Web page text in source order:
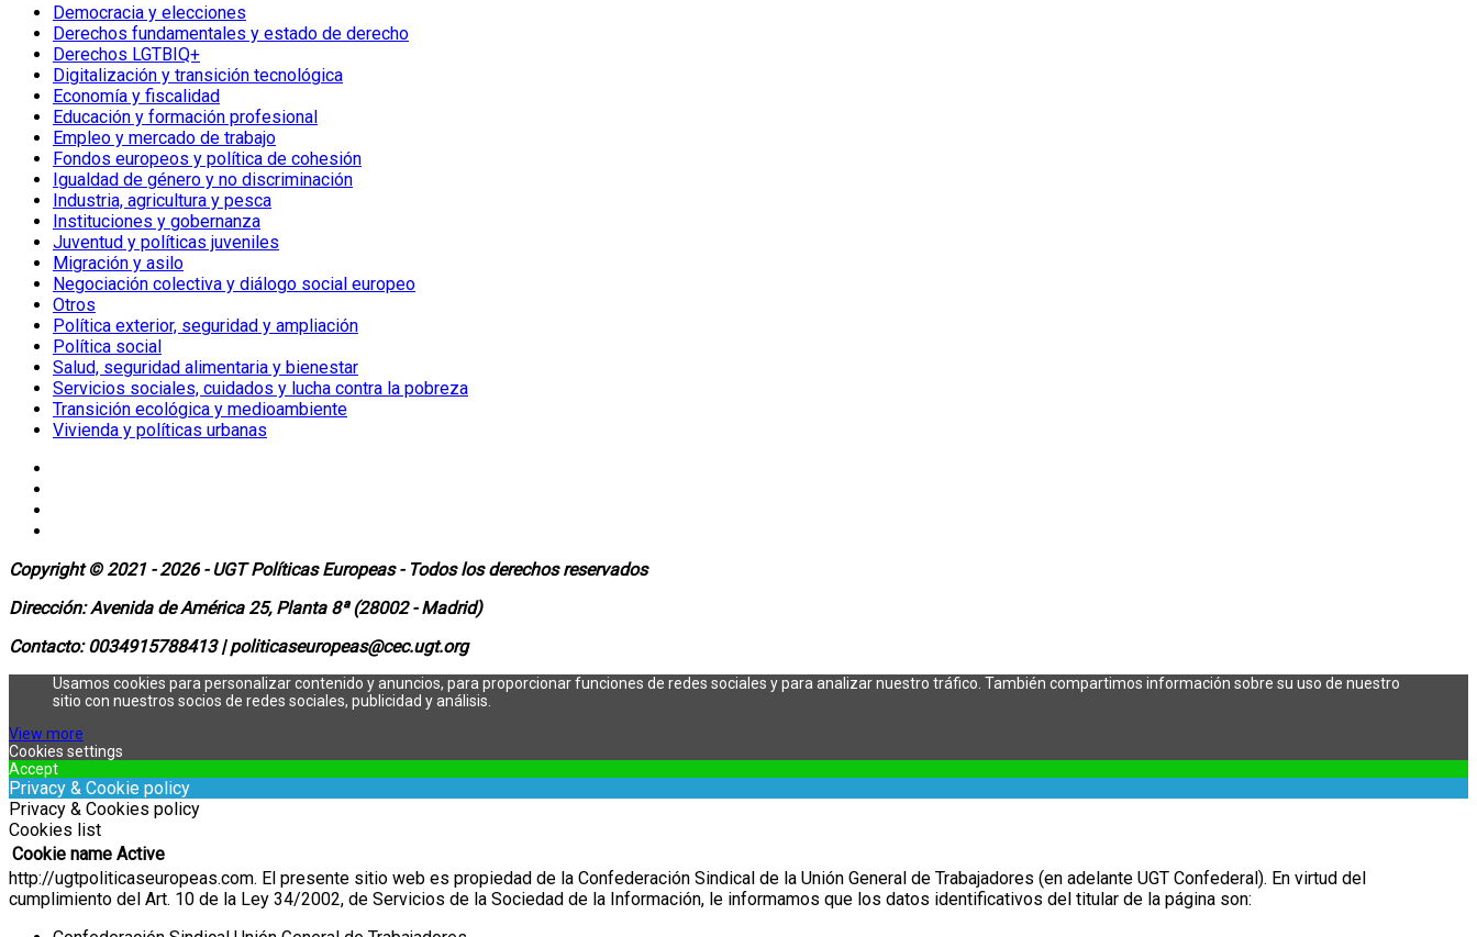
Democracia y elecciones
Derechos fundamentales y estado de derecho
Derechos LGTBIQ+
Digitalización y transición tecnológica
Economía y fiscalidad
Educación y formación profesional
Empleo y mercado de trabajo
Fondos europeos y política de cohesión
Igualdad de género y no discriminación
Industria, agricultura y pesca
Instituciones y gobernanza
Juventud y políticas juveniles
Migración y asilo
Negociación colectiva y diálogo social europeo
Otros
Política exterior, seguridad y ampliación
Política social
Salud, seguridad alimentaria y bienestar
Servicios sociales, cuidados y lucha contra la pobreza
Transición ecológica y medioambiente
Vivienda y políticas urbanas
Copyright © 2021 - 2026 - UGT Políticas Europeas - Todos los derechos reservados
Dirección:Avenida de América 25, Planta 8ª (28002 - Madrid)
Contacto: 0034915788413 |politicaseuropeas@cec.ugt.org
Usamos cookies para personalizar contenido y anuncios, para proporcionar funciones de redes sociales y para analizar nuestro tráfico. También compartimos información sobre su uso de nuestro
sitio con nuestros socios de redes sociales, publicidad y análisis.
View more
Cookies settings
Accept
Privacy & Cookie policy
Privacy & Cookies policy
Cookies list
Cookie name Active
http://ugtpoliticaseuropeas.com. El presente sitio web es propiedad de la Confederación Sindical de la Unión General de Trabajadores (en adelante UGT Confederal). En virtud del
cumplimiento del Art. 10 de la Ley 34/2002, de Servicios de la Sociedad de la Información, le informamos que los datos identificativos del titular de la página son: